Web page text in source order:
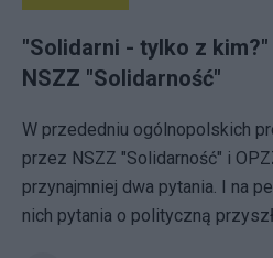
"Solidarni - tylko z
NSZZ "Solidarność"
W przededniu ogólnopolskich
przez NSZZ "Solidarność" i
przynajmniej dwa pytania. I na
nich pytania o polityczną